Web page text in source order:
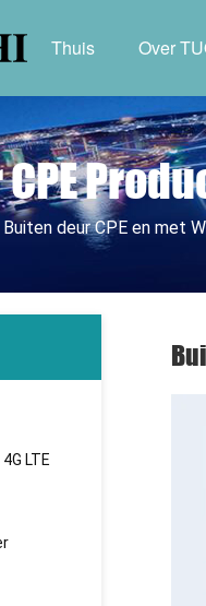
Thuis Over
Buiten deur CPE en met
LTE